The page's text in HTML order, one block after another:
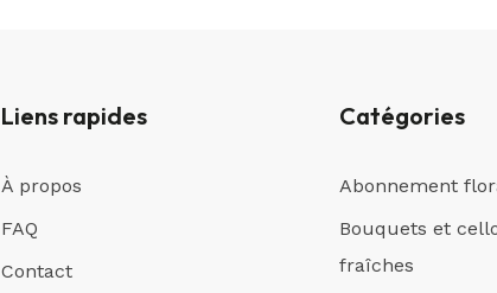
Liens rapides
À propos
FAQ
Contact
Catégories
Abonnement
Bouquets et
fraîches